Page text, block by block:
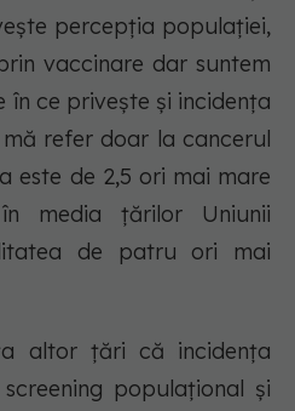
percepţia populaţiei,
vaccinare dar suntem
în ce priveşte şi incidenţa
refer doar la cancerul
este de 2,5 ori mai mare
media ţărilor Uniunii
de patru ori mai
altor ţări că incidenţa
populaţional şi